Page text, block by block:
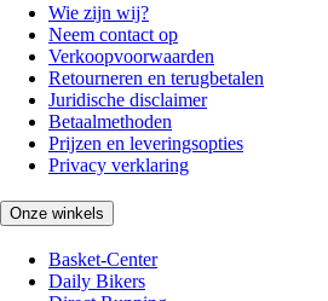
Wie zijn wij?
Neem contact op
Verkoopvoorwaarden
Retourneren en terugbetalen
Juridische disclaimer
Betaalmethoden
Prijzen en leveringsopties
Privacy verklaring
Onze winkels
Basket-Center
Daily Bikers